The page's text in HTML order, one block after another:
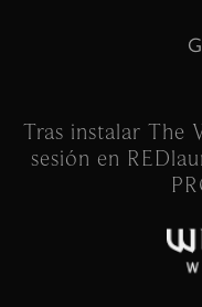
Tras instalar The
sesión en